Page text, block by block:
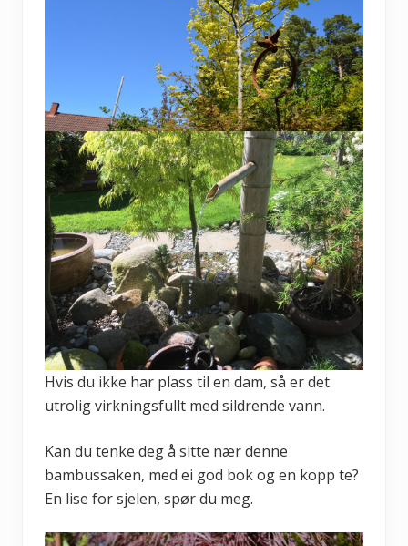
Hvis du ikke har plass til en dam, så er det
utrolig virkningsfullt med sildrende vann.
Kan du tenke deg å sitte nær denne
bambussaken, med ei god bok og en kopp te?
En lise for sjelen, spør du meg.